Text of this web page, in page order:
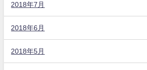
2018年7月
2018年6月
2018年5月